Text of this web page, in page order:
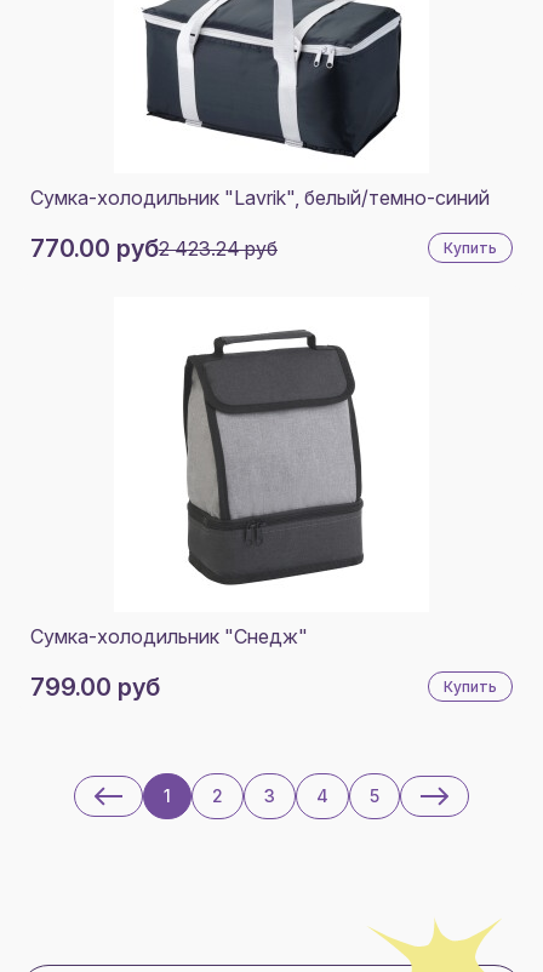
Сумка-холодильник "Lavrik", белый/темно-синий
770.00 руб2 423.24 руб Купить
Сумка-холодильник "Снедж"
799.00 руб Купить
1 2 3 4 5